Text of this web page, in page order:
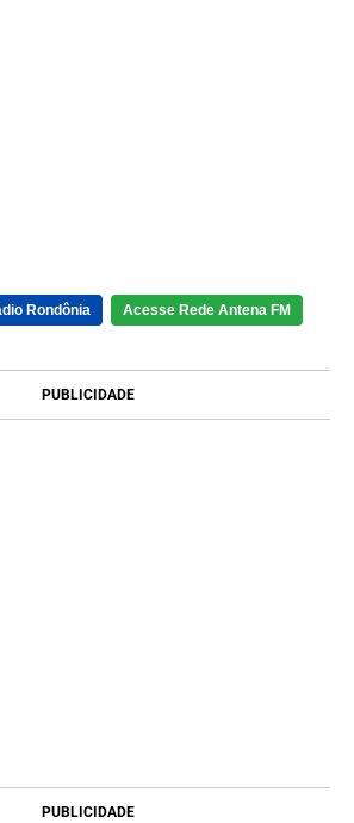
Rondônia Acesse Rede Antena FM
PUBLICIDADE
PUBLICIDADE